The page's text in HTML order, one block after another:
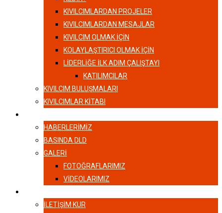
KIVILCIMLARDAN PROJELER
KIVILCIMLARDAN MESAJLAR
KIVILCIM OLMAK İÇİN
KOLAYLAŞTIRICI OLMAK İÇİN
LIDERLIĞE İLK ADIM ÇALIŞTAYI
KATILIMCILAR
KIVILCIM BULUŞMALARI
KIVILCIMLAR KITABI
HABERLERIMIZ
BASINDA DLD
GALERI
FOTOĞRAFLARIMIZ
VIDEOLARIMIZ
İLETIŞIM KUR